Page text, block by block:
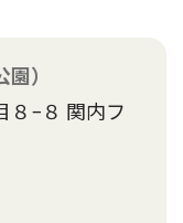
）
８−８ 関内フ